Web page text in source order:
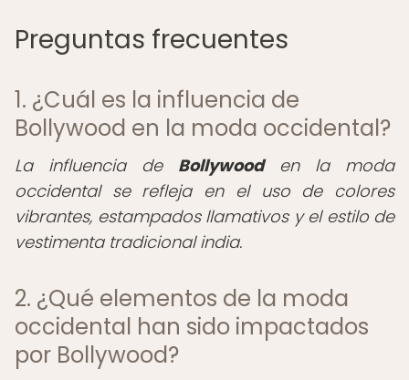
Preguntas frecuentes
1. ¿Cuál es la influencia de
Bollywood en la moda occidental?
La influencia de Bollywooden la moda
occidental se refleja en el uso de colores
vibrantes, estampados llamativos y el estilo de
vestimenta tradicional india.
2. ¿Qué elementos de la moda
occidental han sido impactados
por Bollywood?